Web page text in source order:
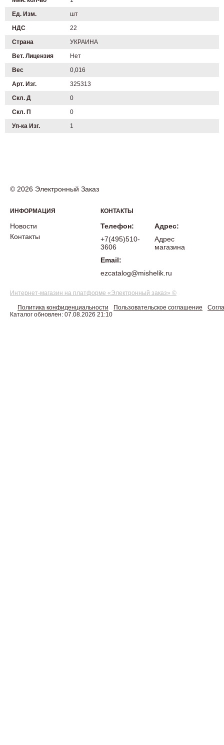
Ед. Изм.
шт
НДС
22
Страна
УКРАИНА
Вет. Лицензия
Нет
Вес
0,016
Арт. Изг.
325313
Скл. Д
0
Скл. П
0
Уп-ка Изг.
1
© 2026 Электронный Заказ
ИНФОРМАЦИЯ
Новости
Контакты
КОНТАКТЫ
Телефон:
+7(495)510-
3606
Email:
ezcatalog@mishelik.ru
Адрес:
Адрес
магазина
Интернет-магазин на платформе «Электронный заказ» ©
Политика конфиденциальности Пользовательское соглашение
Каталог обновлен: 07.08.2026 21:10